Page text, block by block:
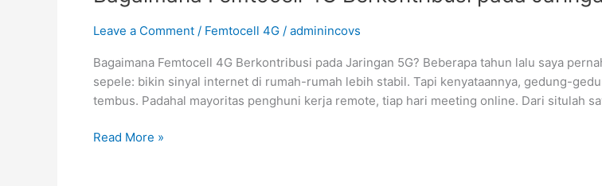
Leave a Comment / Femtocell 4G / adminincovs
Bagaimana Femtocell 4G Berkontribusi pada Jaringan 5G? Beberapa tahun lalu saya
sepele: bikin sinyal internet di rumah-rumah lebih stabil. Tapi kenyataannya, gedung-
tembus. Padahal mayoritas penghuni kerja remote, tiap hari meeting online. Dari situlah
Berkontribusi
pada
5G?
Read More »